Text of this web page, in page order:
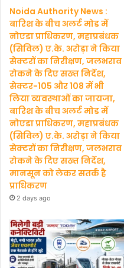
Noida Authority News :
बारिश के बीच अलर्ट मोड में
नोएडा प्राधिकरण, महाप्रबंधक
(सिविल) ए.के. अरोड़ा ने किया
सेक्टरों का निरीक्षण, जलभराव
रोकने के दिए सख्त निर्देश,
सेक्टर-105 और 108 में भी
लिया व्यवस्थाओं का जायजा,
बारिश के बीच अलर्ट मोड में
नोएडा प्राधिकरण, महाप्रबंधक
(सिविल) ए.के. अरोड़ा ने किया
सेक्टरों का निरीक्षण, जलभराव
रोकने के दिए सख्त निर्देश,
मानसून को लेकर सतर्क है
प्राधिकरण
2 days ago